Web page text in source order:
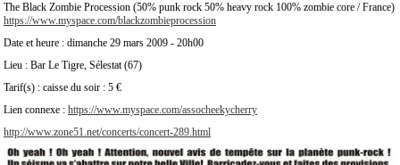
Annoncer
un
évènement
Contact
À
propos
The Black Zombie Procession (50% punk rock 50% heavy rock 100% zombie core / France)
https://www.myspace.com/blackzombieprocession
Date et heure : dimanche 29 mars 2009 - 20h00
Lieu : Bar Le Tigre, Sélestat (67)
Tarif(s) : caisse du soir : 5 €
Lien connexe : https://www.myspace.com/assocheekycherry
http://www.zone51.net/concerts/concert-289.html